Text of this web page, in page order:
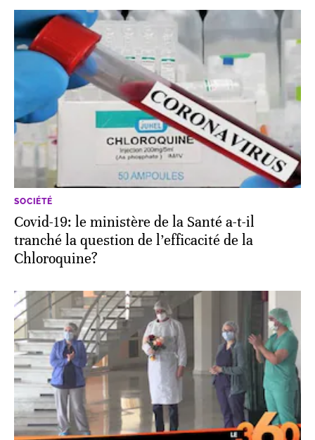
SOCIÉTÉ
Covid-19: le ministère de la Santé a-t-il
tranché la question de l’efficacité de la
Chloroquine?